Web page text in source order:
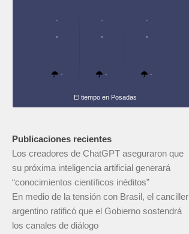
-
-
-
-
-
-
-
-
-
El tiempo en Posadas
Publicaciones recientes
Los creadores de ChatGPT aseguraron que
su próxima inteligencia artificial generará
“conocimientos científicos inéditos”
En medio de la tensión con Brasil, el canciller
argentino ratificó que el Gobierno sostendrá
los canales de diálogo